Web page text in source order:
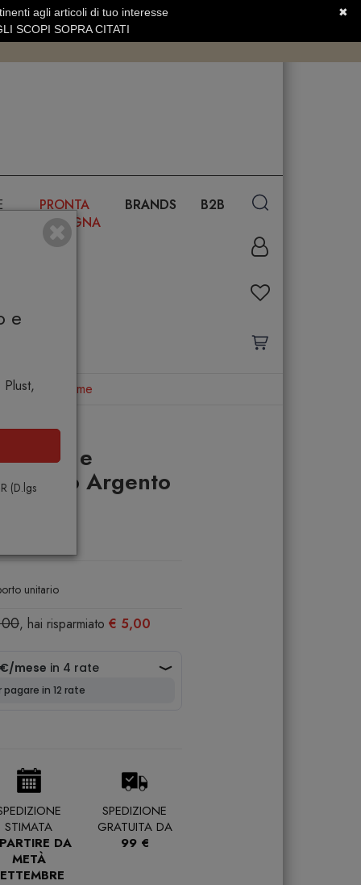
e
(D.lgs
SERVIZIO CLIENTI +39.0773.470.562
PRONTA
CONSEGNA
BRANDS B2B
Bitossi Home
Oro e
Argento
unitario
, hai risparmiato € 5,00
STIMATA
DA
METÀ
SPEDIZIONE
GRATUITA DA
99 €
✖
agli articoli di tuo interesse
SCOPI SOPRA CITATI